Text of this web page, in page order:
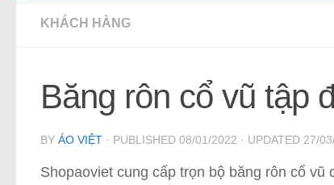
KHÁCH HÀNG
Băng rôn cổ vũ tập
BY ÁO VIỆT · PUBLISHED 08/01/2022 · UPDATED 27/
Shopaoviet cung cấp trọn bộ băng rôn cổ